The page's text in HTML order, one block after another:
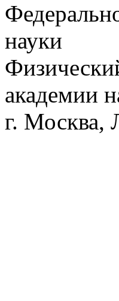
науки
академии
г. Москва,